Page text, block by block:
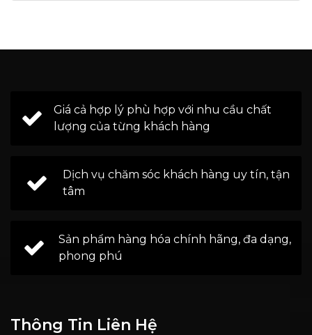
Giá cả hợp lý phù hợp với nhu cầu chất
lượng của từng khách hàng
Dịch vụ chăm sóc khách hàng uy tín, tận
tâm
Sản phẩm hàng hóa chính hãng, đa dạng,
phong phú
Thông Tin Liên Hệ